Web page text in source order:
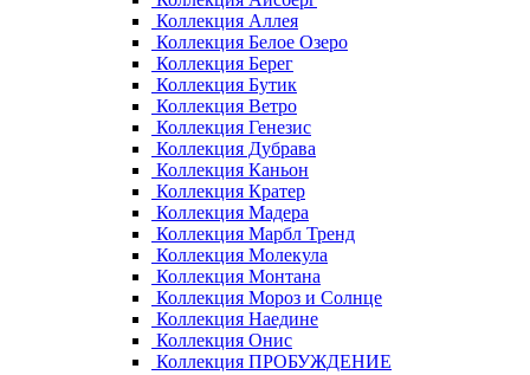
Коллекция Аллея
Коллекция Белое Озеро
Коллекция Берег
Коллекция Бутик
Коллекция Ветро
Коллекция Генезис
Коллекция Дубрава
Коллекция Каньон
Коллекция Кратер
Коллекция Мадера
Коллекция Марбл Тренд
Коллекция Молекула
Коллекция Монтана
Коллекция Мороз и Солнце
Коллекция Наедине
Коллекция Онис
Коллекция ПРОБУЖДЕНИЕ